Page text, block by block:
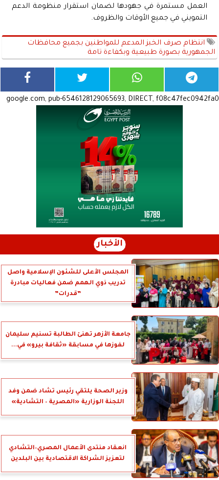
العمل مستمرة في جهودها لضمان استقرار منظومة الدعم
التمويني في جميع الأوقات والظروف.
انتظام صرف الخبز المدعم للمواطنين بجميع محافظات
الجمهورية بصورة طبيعية وبكفاءة تامة
google.com, pub-6546128129065693, DIRECT, f08c47fec0942fa0
الأخبار
المجلس الأعلى للشئون الإسلامية واصل
تدريب ذوي الهمم ضمن فعاليات مبادرة
”قدرات”
جامعة الأزهر تهنئ الطالبة تسنيم سليمان
لفوزها في مسابقة «ثقافة بيرو» في...
وزير الصحة يلتقي رئيس تشاد ضمن وفد
اللجنة الوزارية «المصرية – التشادية»
انعقاد منتدى الأعمال المصري–التشادي
لتعزيز الشراكة الاقتصادية بين البلدين